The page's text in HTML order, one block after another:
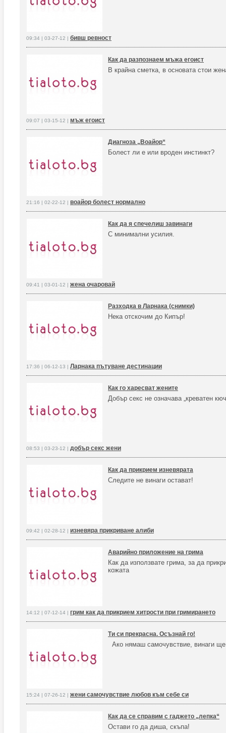
09:34 | 03-27-12 | бивш ревност
Как да разпознаем мъжа егоист
В крайна сметка, в основата стои
09:07 | 03-15-12 | мъж егоист
Диагноза „Воайор“
Болест ли е или вроден инстинкт?
21:16 | 02-22-12 | воайор болест нормално
Как да я спечелиш завинаги
С минимални усилия.
09:41 | 03-01-12 | жена очаровай
Разходка в Ларнака (снимки)
Нека отскочим до Кипър!
17:36 | 06-12-13 | Ларнака пътуване дестинации
Как го харесват жените
Добър секс не означава „креватен
08:53 | 03-23-12 | добър секс жени
Как да прикрием изневярата
Следите не винаги остават!
09:42 | 02-28-12 | изневяра прикриване алиби
Аварийно приложение на грима
Как да използвате грима, за да
кожата
14:12 | 07-12-14 | грим как да прикрием хитрости при гримирането
Ти си прекрасна. Осъзнай го!
Ако нямаш самочувствие, винаги
15:24 | 07-26-12 | жени самочувствие любов към себе си
Как да се справим с гаджето „лепка“
Остави го да диша, скъпа!